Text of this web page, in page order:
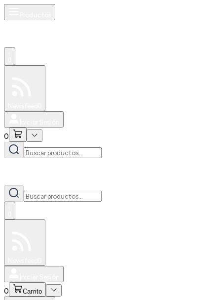
0
0 Carrito